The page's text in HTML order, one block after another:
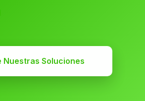
Nuestras Soluciones